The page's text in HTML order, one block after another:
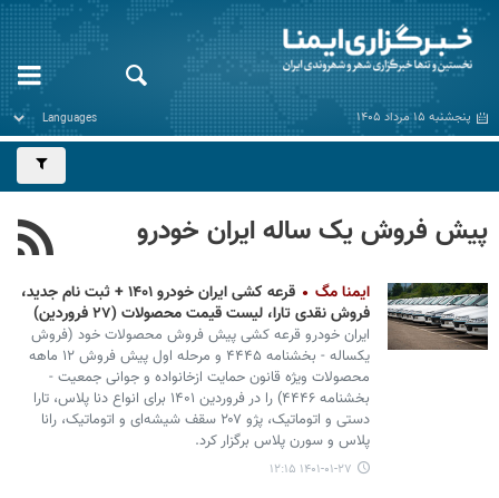
پنجشنبه ۱۵ مرداد ۱۴۰۵
پیش فروش یک ساله ایران خودرو
ایمنا مگ
قرعه کشی ایران خودرو ۱۴۰۱ + ثبت نام جدید،
فروش نقدی تارا، لیست قیمت محصولات (۲۷ فروردین)
ایران خودرو قرعه کشی پیش فروش محصولات خود (فروش
یکساله - بخشنامه ۴۴۴۵ و مرحله اول پیش فروش ۱۲ ماهه
محصولات ویژه قانون حمایت ازخانواده و جوانی جمعیت -
بخشنامه ۴۴۴۶) را در فروردین ۱۴۰۱ برای انواع دنا پلاس، تارا
دستی و اتوماتیک، پژو ۲۰۷ سقف شیشه‌ای و اتوماتیک، رانا
پلاس و سورن پلاس برگزار کرد.
۱۴۰۱-۰۱-۲۷ ۱۲:۱۵